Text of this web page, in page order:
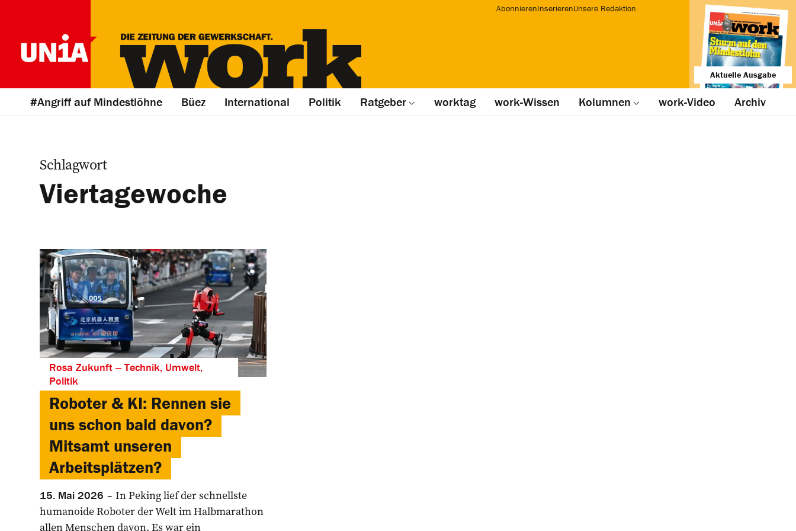
AbonnierenInserierenUnsere Redaktion
Aktuelle Ausgabe
#Angriff auf Mindestlöhne Büez International Politik Ratgeber worktag work-Wissen Kolumnen work-Video Archiv
Schlagwort
Vier­tagewoche
Rosa Zukunft ‒ Technik, Umwelt,
Politik
Roboter & KI: Rennen sie
uns schon bald davon?
Mitsamt unseren
Arbeitsplätzen?
15. Mai 2026
In Peking lief der schnellste
humanoide Roboter der Welt im Halbmarathon
allen Menschen davon. Es war ein